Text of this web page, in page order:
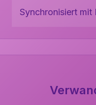
Synchronisiert mit